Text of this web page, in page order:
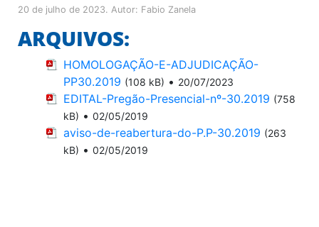
20 de julho de 2023. Autor: Fabio Zanela
ARQUIVOS:
HOMOLOGAÇÃO-E-ADJUDICAÇÃO-
PP30.2019 (108 kB) • 20/07/2023
EDITAL-Pregão-Presencial-nº-30.2019 (758
kB) • 02/05/2019
aviso-de-reabertura-do-P.P-30.2019 (263
kB) • 02/05/2019